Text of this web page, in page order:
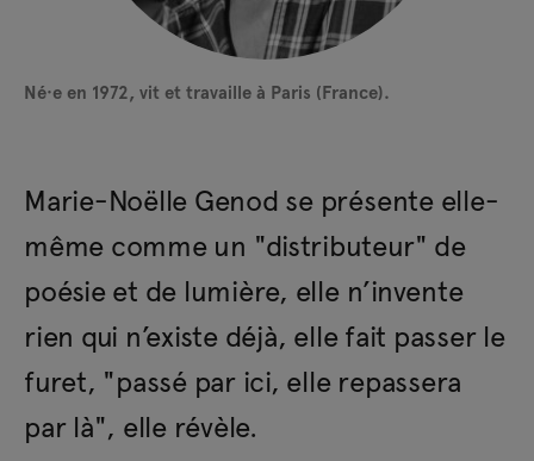
Né·e en 1972, vit et travaille à Paris (France).
Marie-Noëlle Genod se présente elle-
même comme un "distributeur" de
poésie et de lumière, elle n’invente
rien qui n’existe déjà, elle fait passer le
furet, "passé par ici, elle repassera
par là", elle révèle.